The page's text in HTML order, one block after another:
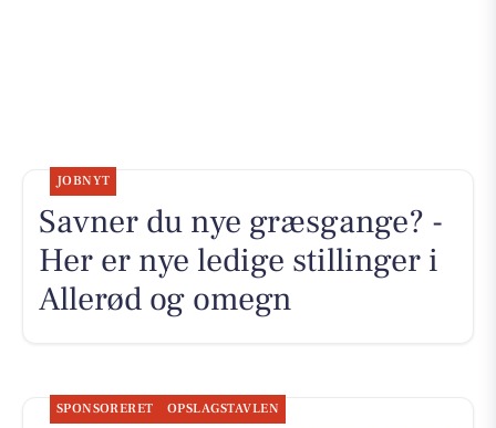
JOBNYT
Savner du nye græsgange? -
Her er nye ledige stillinger i
Allerød og omegn
SPONSORERET OPSLAGSTAVLEN